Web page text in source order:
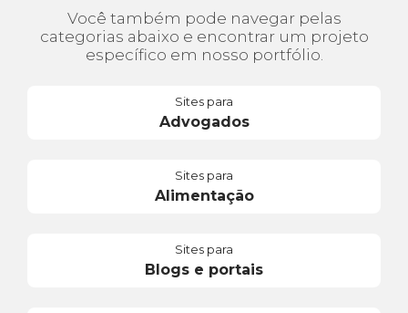
Você também pode navegar pelas
categorias abaixo e encontrar um projeto
específico em nosso portfólio.
Sites para
Advogados
Sites para
Alimentação
Sites para
Blogs e portais